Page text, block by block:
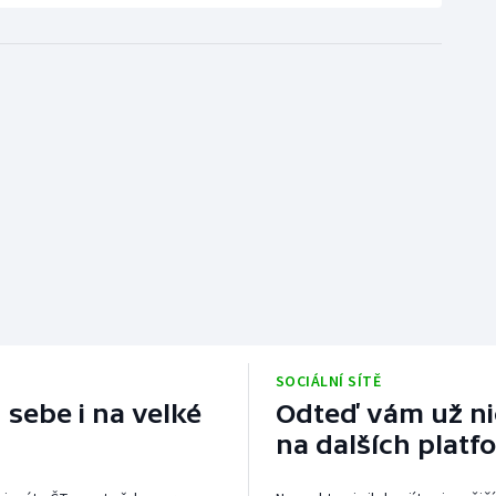
i na velké
SOCIÁLNÍ SÍTĚ
Odteď vám už
na dalších